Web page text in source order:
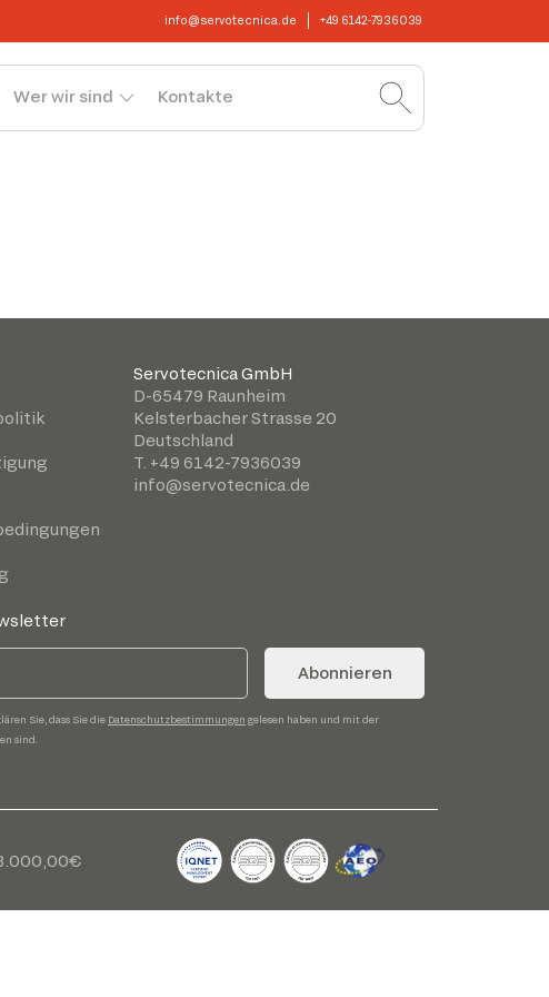
info@servotecnica.de +49 6142-7936039
Wer wir sind Kontakte
Servotecnica GmbH
D-65479 Raunheim
Kelsterbacher Strasse 20
Deutschland
T. +49 6142-7936039
info@servotecnica.de
Abonnieren
Sie, dass Sie die Datenschutzbestimmungen gelesen haben und mit der
sind.